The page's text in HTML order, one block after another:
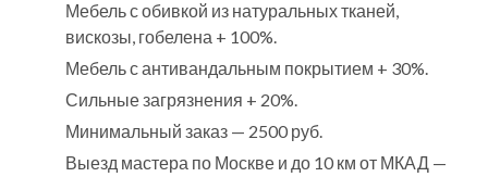
Мебель с обивкой из натуральных тканей,
вискозы, гобелена + 100%.
Мебель с антивандальным покрытием + 30%.
Сильные загрязнения + 20%.
Минимальный заказ — 2500 руб.
Выезд мастера по Москве и до 10 км от МКАД —